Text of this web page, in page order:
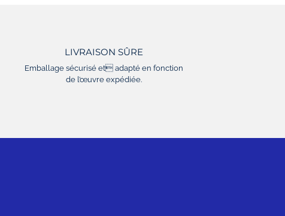
LIVRAISON SÛRE
Emballage sécurisé et adapté en fonction
de l’œuvre expédiée.